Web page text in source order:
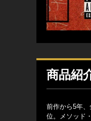
商品紹
前作から5年
位。メソッド